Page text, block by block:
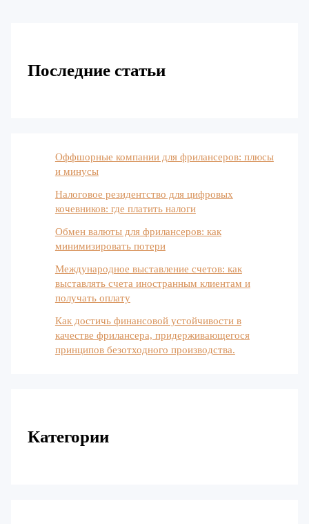
Последние статьи
Оффшорные компании для фрилансеров: плюсы
и минусы
Налоговое резидентство для цифровых
кочевников: где платить налоги
Обмен валюты для фрилансеров: как
минимизировать потери
Международное выставление счетов: как
выставлять счета иностранным клиентам и
получать оплату
Как достичь финансовой устойчивости в
качестве фрилансера, придерживающегося
принципов безотходного производства.
Категории